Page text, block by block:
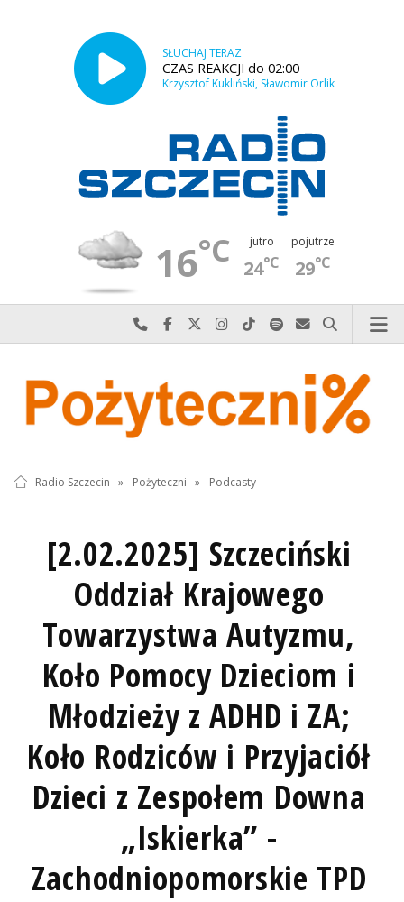
SŁUCHAJ TERAZ
CZAS REAKCJI do 02:00
Krzysztof Kukliński, Sławomir Orlik
16°C jutro
24°C
pojutrze
29°C
Najlepiej po prostu do nas zadzwoń
Odwiedź nas na Facebook-u
Odwiedź nas na X
Odwiedź nas na Instagram-ie
Odwiedź nas na TikTok-u
Szukaj nas na Spotify
Wyślij do nas
Szukaj
Radio Szczecin » Pożyteczni » Podcasty
[2.02.2025] Szczeciński
Oddział Krajowego
Towarzystwa Autyzmu,
Koło Pomocy Dzieciom i
Młodzieży z ADHD i ZA;
Koło Rodziców i Przyjaciół
Dzieci z Zespołem Downa
„Iskierka” -
Zachodniopomorskie TPD